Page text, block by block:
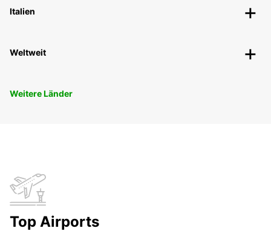
Italien
Weltweit
Weitere Länder
Top Airports